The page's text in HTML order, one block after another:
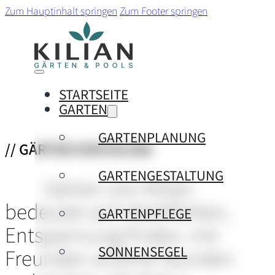
Zum Hauptinhalt springen Zum Footer springen
STARTSEITE
GARTEN
GARTENPLANUNG
GARTENGESTALTUNG
GARTENPFLEGE
SONNENSEGEL
// GÄRTEN VON KILIAN
Gärten von Kilian
bedeutet sich Wohlfühlen,
Entspannung finden, mit
Freunden schöne Stunden